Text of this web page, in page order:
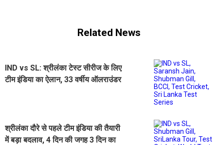
Related News
IND vs SL: श्रीलंका टेस्ट सीरीज के लिए
टीम इंडिया का ऐलान, 33 वर्षीय ऑलराउंडर
श्रीलंका दौरे से पहले टीम इंडिया की तैयारी
में बड़ा बदलाव, 4 दिन की जगह 3 दिन का